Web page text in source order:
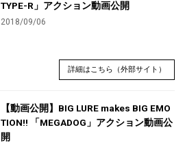
TYPE-R」アクション動画公開
2018/09/06
詳細はこちら（外部サイト）
【動画公開】BIG LURE makes BIG EMO
TION!! 「MEGADOG」アクション動画公
開